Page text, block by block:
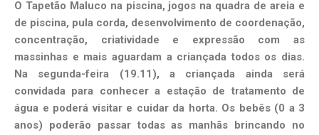
O Tapetão Maluco na piscina, jogos na quadra de areia e
de piscina, pula corda, desenvolvimento de coordenação,
concentração, criatividade e expressão com as
massinhas e mais aguardam a criançada todos os dias.
Na segunda-feira (19.11), a criançada ainda será
convidada para conhecer a estação de tratamento de
água e poderá visitar e cuidar da horta. Os bebês (0 a 3
anos) poderão passar todas as manhãs brincando no